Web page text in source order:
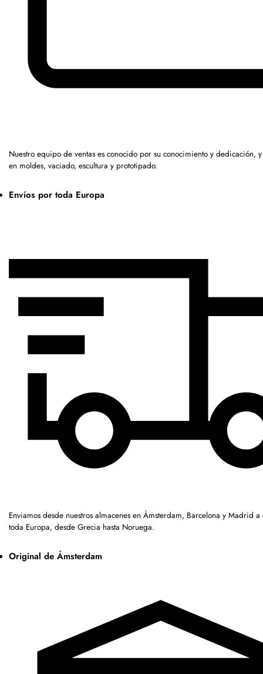
Nuestro equipo de ventas es conocido por su conocimiento y dedicación,
en moldes, vaciado, escultura y prototipado.
Envíos por toda Europa
Enviamos desde nuestros almacenes en Ámsterdam, Barcelona y Madrid a
toda Europa, desde Grecia hasta Noruega.
Original de Ámsterdam